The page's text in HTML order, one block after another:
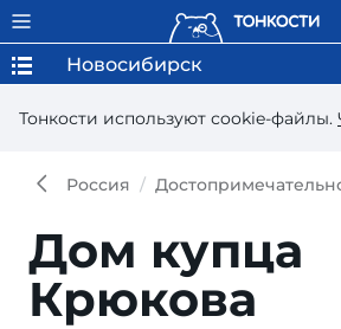
Тонкости используют сookie-файлы.
Новосибирск
Россия
Дом купца
Крюкова